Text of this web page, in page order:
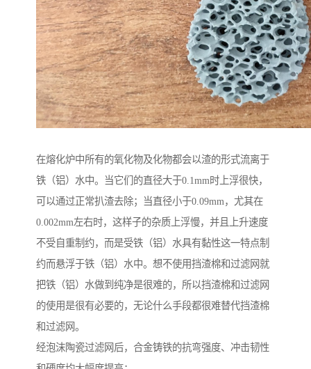
在熔化炉中所有的氧化物及化物都会以渣的形式流离于
铁（铝）水中。当它们的直径大于0.1mm时上浮很快，
可以通过正常扒渣去除；当直径小于0.09mm，尤其在
0.002mm左右时，这样子的杂质上浮慢，并且上升速度
不受自重制约，而是受铁（铝）水具有黏性这一特点制
约而悬浮于铁（铝）水中。想不使用挡渣棉和过滤网就
把铁（铝）水做到纯净是很难的，所以挡渣棉和过滤网
的使用是很有必要的，无论什么手段都很难替代挡渣棉
和过滤网。
经泡沫陶瓷过滤网后，合金铸铁的抗弯强度、冲击韧性